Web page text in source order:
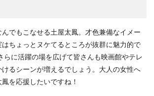
でもこなせる土屋太鳳。才色兼備なイメー
ちょっとヌケてるところが抜群に魅力的で
らに活躍の場を広げて皆さんも映画館やテレ
るシーンが増えるでしょう。大人の女性へ
を応援したいですね！